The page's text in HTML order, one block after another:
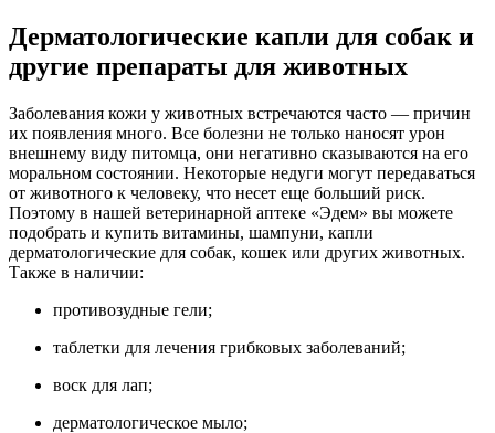
Дерматологические капли для собак и
другие препараты для животных
Заболевания кожи у животных встречаются часто — причин
их появления много. Все болезни не только наносят урон
внешнему виду питомца, они негативно сказываются на его
моральном состоянии. Некоторые недуги могут передаваться
от животного к человеку, что несет еще больший риск.
Поэтому в нашей ветеринарной аптеке «Эдем» вы можете
подобрать и купить витамины, шампуни, капли
дерматологические для собак, кошек или других животных.
Также в наличии:
противозудные гели;
таблетки для лечения грибковых заболеваний;
воск для лап;
дерматологическое мыло;